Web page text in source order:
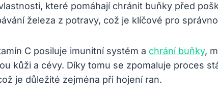
které pomáhají chránit buňky před
železa z potravy, což je klíčové pro
C posiluje imunitní systém a chrání buňky,
kůži a cévy. Díky tomu se zpomaluje proces
je důležité zejména při hojení ran.